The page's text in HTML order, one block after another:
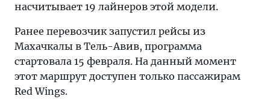
насчитывает 19 лайнеров этой модели.
Ранее перевозчик запустил рейсы из
Махачкалы в Тель-Авив, программа
стартовала 15 февраля. На данный момент
этот маршрут доступен только пассажирам
Red Wings.